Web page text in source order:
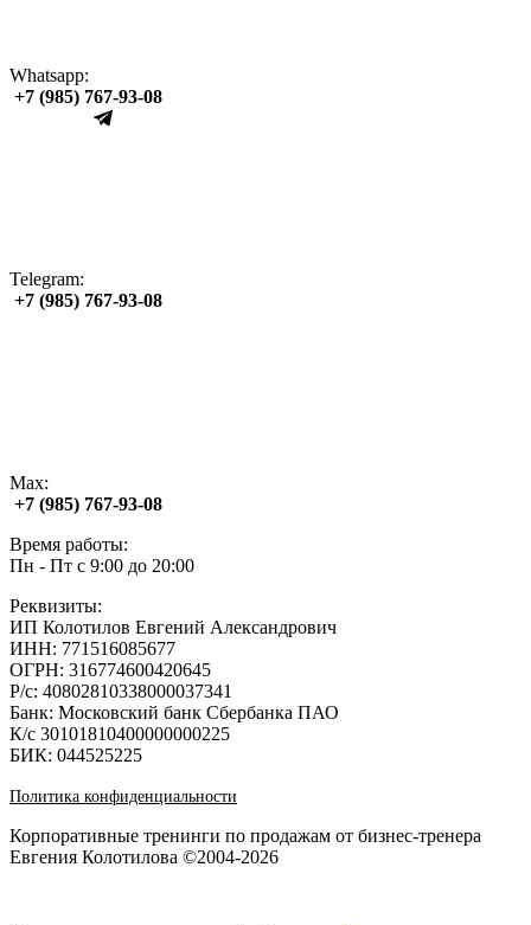
Whatsapp:
+7 (985) 767‑93‑08
Telegram:
+7 (985) 767‑93‑08
Max:
+7 (985) 767‑93‑08
Время работы:
Пн - Пт с 9:00 до 20:00
Реквизиты:
ИП Колотилов Евгений Александрович
ИНН: 771516085677
ОГРН: 316774600420645
Р/с: 40802810338000037341
Банк: Московский банк Сбербанка ПАО
К/с 30101810400000000225
БИК: 044525225
Политика конфиденциальности
Корпоративные тренинги по продажам от бизнес-тренера
Евгения Колотилова ©2004-2026